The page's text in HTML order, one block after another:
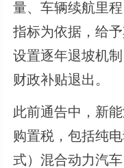
量、车辆续航里
指标为依据，给
设置逐年退坡机
财政补贴退出。
此前通告中，新
购置税，包括纯
式）混合动力汽